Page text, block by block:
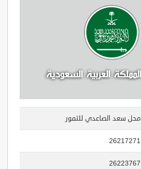
محل سعد الصاعدي للتمور
26217271
26223767